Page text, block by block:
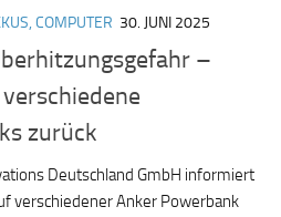
COMPUTER 30. JUNI 2025
–
zurück
Deutschland GmbH informiert
verschiedener Anker Powerbank